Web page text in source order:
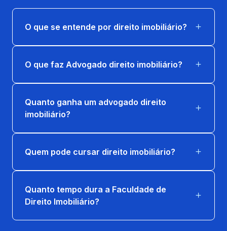
RESPONSABILIDADE CIVIL E
PROPRIEDADE
36 horas
O que se entende por direito imobiliário?
O que faz Advogado direito imobiliário?
Quanto ganha um advogado direito
imobiliário?
Quem pode cursar direito imobiliário?
Quanto tempo dura a Faculdade de
Direito Imobiliário?